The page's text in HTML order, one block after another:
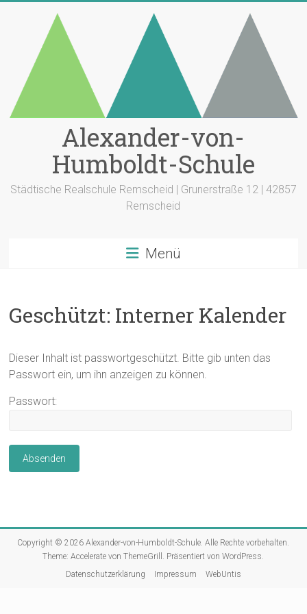
Alexander-von-
Humboldt-Schule
Städtische Realschule Remscheid | Grunerstraße 12 | 42857
Remscheid
Menü
Geschützt: Interner Kalender
Dieser Inhalt ist passwortgeschützt. Bitte gib unten das
Passwort ein, um ihn anzeigen zu können.
Passwort:
Copyright © 2026Alexander-von-Humboldt-Schule . Alle Rechte vorbehalten.
Theme:Accelerate von ThemeGrill. Präsentiert vonWordPress
Datenschutzerklärung
Impressum WebUntis